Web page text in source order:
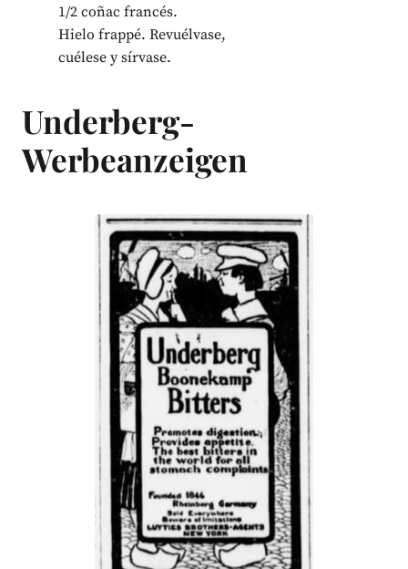
1/2 coñac francés.
Hielo frappé. Revuélvase,
cuélese y sírvase.
Underberg-
Werbeanzeigen